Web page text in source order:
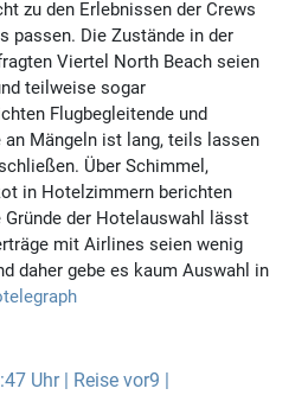
zu den Erlebnissen der Crews
passen. Die Zustände in der
Viertel North Beach seien
teilweise sogar
Flugbegleitende und
Mängeln ist lang, teils lassen
Über Schimmel,
in Hotelzimmern berichten
der Hotelauswahl lässt
mit Airlines seien wenig
daher gebe es kaum Auswahl in
Uhr | Reise vor9 |